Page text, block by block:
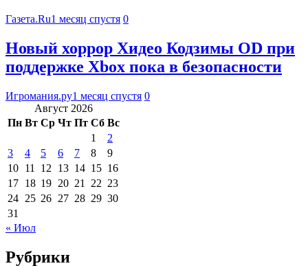
Газета.Ru1 месяц спустя 0
Новый хоррор Хидео Кодзимы OD при
поддержке Xbox пока в безопасности
Игромания.ру1 месяц спустя 0
Август 2026
Пн Вт Ср Чт Пт Сб Вс
1
2
3
4 5 6 7 8
9
10 11 12 13 14 15 16
17 18 19 20 21 22 23
24 25 26 27 28 29 30
31
« Июл
Рубрики